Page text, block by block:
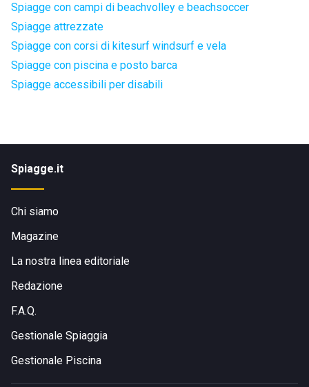
Spiagge con campi di beachvolley e beachsoccer
Spiagge attrezzate
Spiagge con corsi di kitesurf windsurf e vela
Spiagge con piscina e posto barca
Spiagge accessibili per disabili
Spiagge.it
Chi siamo
Magazine
La nostra linea editoriale
Redazione
F.A.Q.
Gestionale Spiaggia
Gestionale Piscina